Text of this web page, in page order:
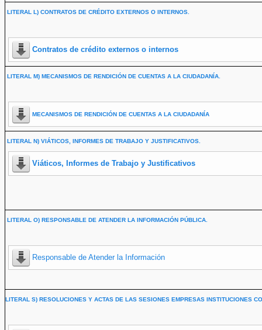
LITERAL L) CONTRATOS DE CRÉDITO EXTERNOS O INTERNOS.
Contratos de crédito externos o internos
LITERAL M) MECANISMOS DE RENDICIÓN DE CUENTAS A LA CIUDADANÍA.
MECANISMOS DE RENDICIÓN DE CUENTAS A LA CIUDADANÍA
LITERAL N) VIÁTICOS, INFORMES DE TRABAJO Y JUSTIFICATIVOS.
Viáticos, Informes de Trabajo y Justificativos
LITERAL O) RESPONSABLE DE ATENDER LA INFORMACIÓN PÚBLICA.
Responsable de Atender la Información
LITERAL S) RESOLUCIONES Y ACTAS DE LAS SESIONES EMPRESAS INSTITUCIONES